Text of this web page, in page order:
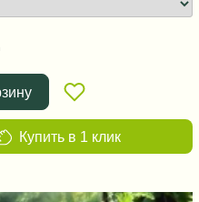
Купить в 1 клик